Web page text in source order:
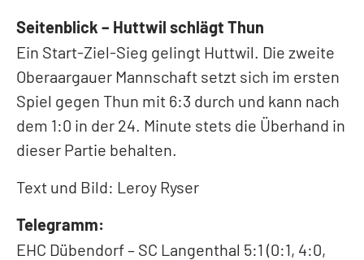
Seitenblick – Huttwil schlägt Thun
Ein Start-Ziel-Sieg gelingt Huttwil. Die zweite
Oberaargauer Mannschaft setzt sich im ersten
Spiel gegen Thun mit 6:3 durch und kann nach
dem 1:0 in der 24. Minute stets die Überhand in
dieser Partie behalten.
Text und Bild: Leroy Ryser
Telegramm:
EHC Dübendorf – SC Langenthal 5:1 (0:1, 4:0,